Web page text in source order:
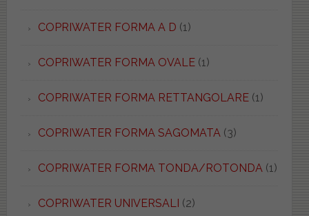
COPRIWATER FORMA A D (1)
COPRIWATER FORMA OVALE(1)
COPRIWATER FORMA RETTANGOLARE(1)
COPRIWATER FORMA SAGOMATA(3)
COPRIWATER FORMA TONDA/ROTONDA(1)
COPRIWATER UNIVERSALI (2)